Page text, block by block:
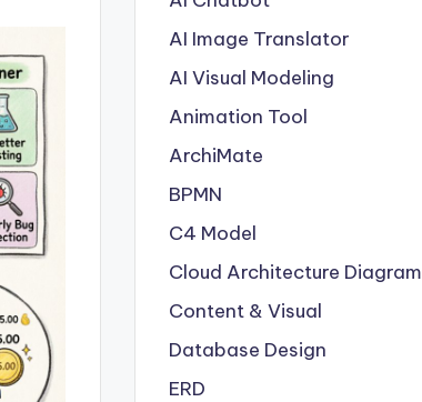
AI Image Translator
AI Visual Modeling
Animation Tool
ArchiMate
BPMN
C4 Model
Cloud Architecture Diagram
Content & Visual
Database Design
ERD